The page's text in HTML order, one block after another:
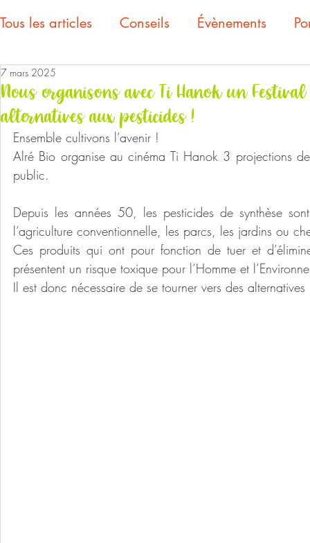
Tous les articles Conseils Évènements
Nous organisons avec Ti Hanok un
alternatives aux pesticides !
7 mars 2025
Ensemble cultivons l’avenir !
Alré Bio organise au cinéma Ti Hanok 3 projections
public.
Depuis les années 50, les pesticides de synthèse
l’agriculture conventionnelle, les parcs, les jardins ou
Ces produits qui ont pour fonction de tuer et
présentent un risque toxique pour l’Homme et
Il est donc nécessaire de se tourner vers des